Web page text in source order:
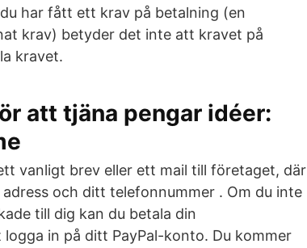
har fått ett krav på betalning (en
krav) betyder det inte att kravet på
kravet.
att tjäna pengar idéer:
vanligt brev eller ett mail till företaget, där
och ditt telefonnummer . Om du inte
till dig kan du betala din
in på ditt PayPal-konto. Du kommer